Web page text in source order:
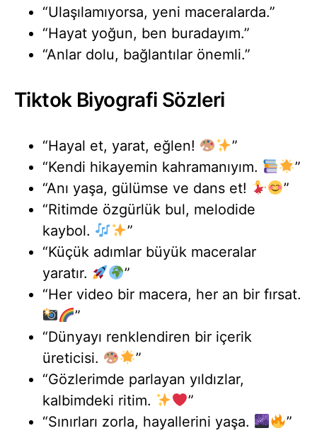
“Ulaşılamıyorsa, yeni maceralarda.”
“Hayat yoğun, ben buradayım.”
“Anlar dolu, bağlantılar önemli.”
Tiktok Biyografi Sözleri
“Hayal et, yarat, eğlen!
”
“Kendi hikayemin kahramanıyım.
”
“Anı yaşa, gülümse ve dans et!
”
“Ritimde özgürlük bul, melodide
kaybol.
”
“Küçük adımlar büyük maceralar
yaratır.
”
“Her video bir macera, her an bir fırsat.
”
“Dünyayı renklendiren bir içerik
üreticisi.
”
“Gözlerimde parlayan yıldızlar,
kalbimdeki ritim.
”
“Sınırları zorla, hayallerini yaşa.
”